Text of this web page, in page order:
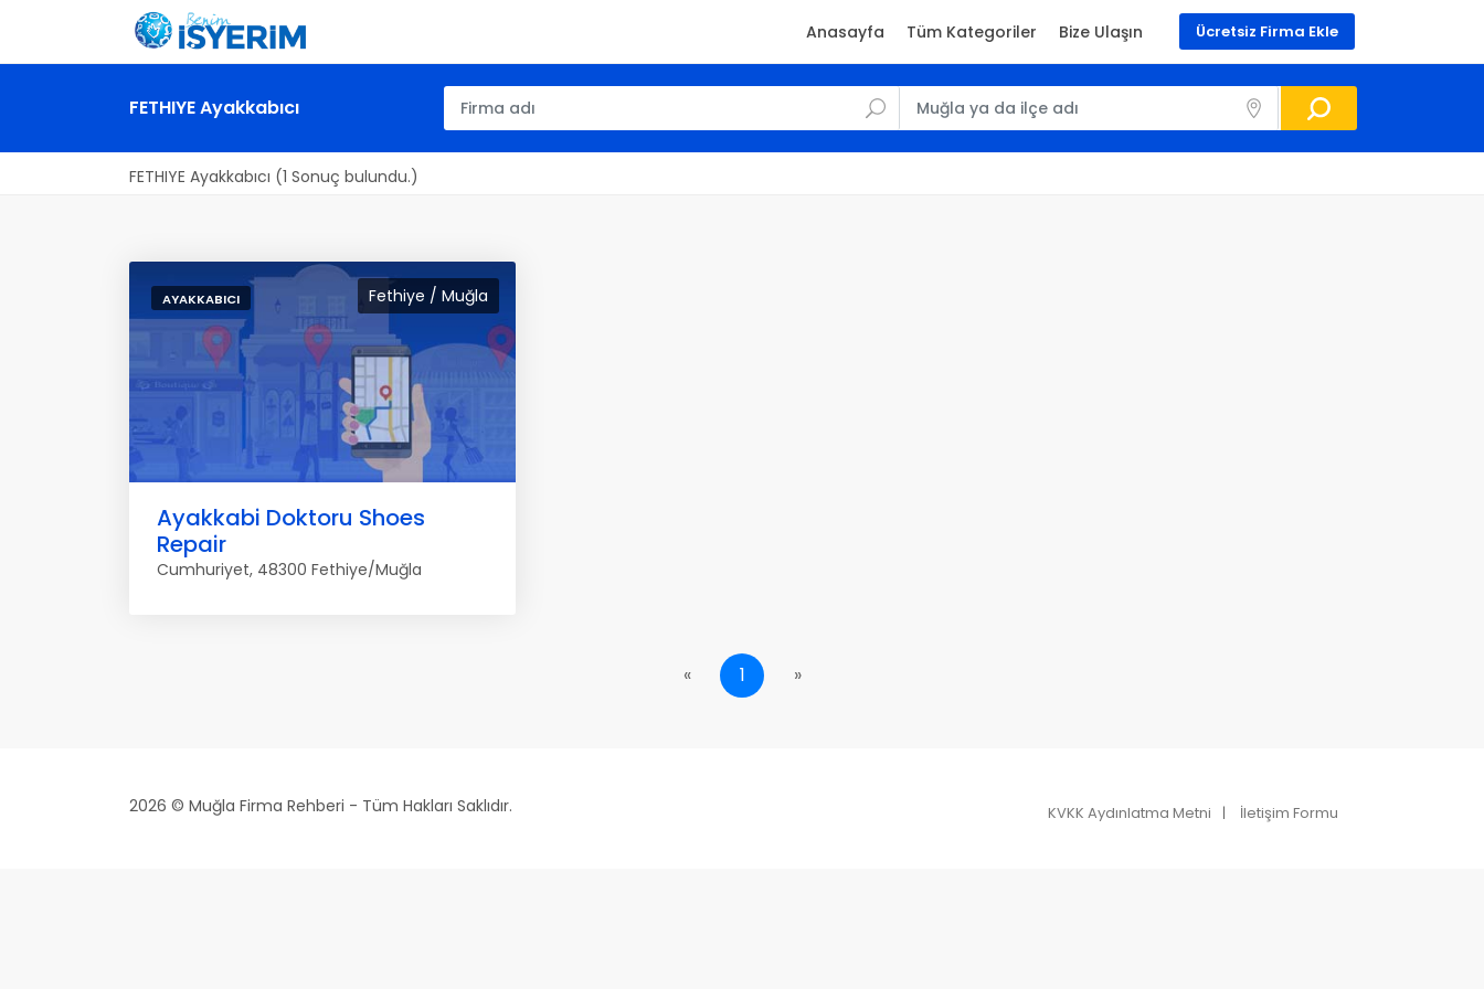
Ücretsiz Firma Ekle
Anasayfa Tüm Kategoriler Bize Ulaşın
FETHIYE Ayakkabıcı
FETHIYE Ayakkabıcı (1 Sonuç bulundu.)
Fethiye / Muğla
AYAKKABICI
Ayakkabi Doktoru Shoes
Repair
Cumhuriyet, 48300 Fethiye/Muğla
« 1 »
2026 © Muğla Firma Rehberi - Tüm Hakları Saklıdır. KVKK Aydınlatma Metni İletişim Formu